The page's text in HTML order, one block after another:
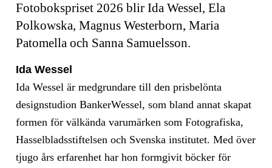
Fotobokspriset 2026 blir Ida Wessel, Ela
Polkowska, Magnus Westerborn, Maria
Patomella och‬ Sanna Samuelsson.
Ida Wessel
Ida Wessel är medgrundare till den prisbelönta
designstudion BankerWessel, som bland annat skapat
formen för välkända varumärken som Fotografiska,
Hasselbladsstiftelsen och Svenska institutet. Med över
tjugo års erfarenhet har hon formgivit böcker för